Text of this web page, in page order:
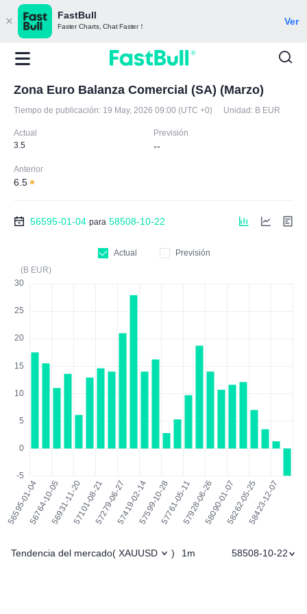
FastBull
Faster Charts, Chat Faster！ Ver
Zona Euro Balanza Comercial (SA) (Marzo)
Tiempo de publicación: 19 May, 2026 09:00 (UTC +0) Unidad: B EUR
Actual
3.5
Previsión
--
Anterior
6.5
56595-01-04 para 58508-10-22
Actual
Previsión
(B EUR)
Tendencia del mercado( XAUUSD ) 1m 58508-10-22